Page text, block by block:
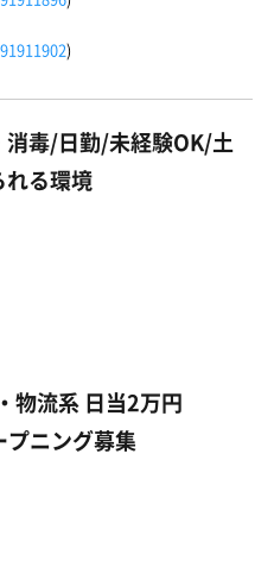
)
毒/日勤/未経験OK/土
る環境
物流系 日当2万円
ニング募集